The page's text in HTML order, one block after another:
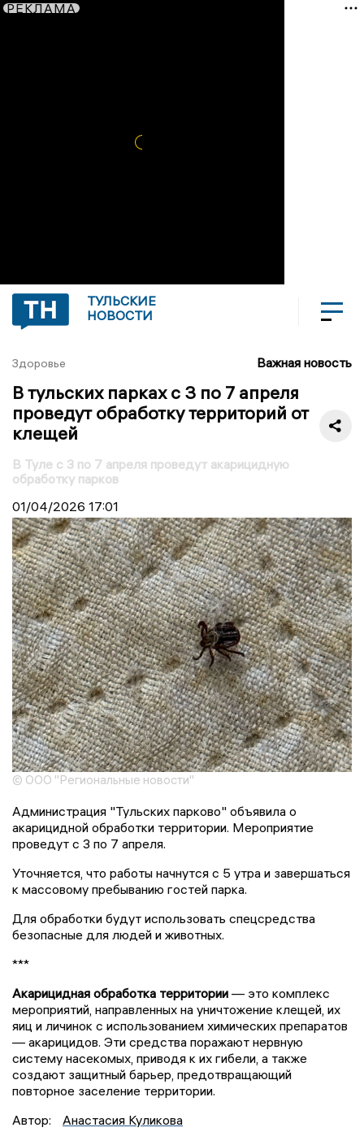
РЕКЛАМА
ТУЛЬСКИЕ
НОВОСТИ
Здоровье Важная новость
В тульских парках с 3 по 7 апреля
проведут обработку территорий от
клещей
В Туле с 3 по 7 апреля проведут акарицидную
обработку парков
01/04/2026 17:01
© ООО "Региональные новости"
Администрация "Тульских парково" объявила о
акарицидной обработки территории. Мероприятие
проведут с 3 по 7 апреля.
Уточняется, что работы начнутся с 5 утра и завершаться
к массовому пребыванию гостей парка.
Для обработки будут использовать спецсредства
безопасные для людей и животных.
***
Акарицидная обработка территории — это комплекс
мероприятий, направленных на уничтожение клещей, их
яиц и личинок с использованием химических препаратов
— акарицидов. Эти средства поражают нервную
систему насекомых, приводя к их гибели, а также
создают защитный барьер, предотвращающий
повторное заселение территории.
Автор:
Анастасия Куликова